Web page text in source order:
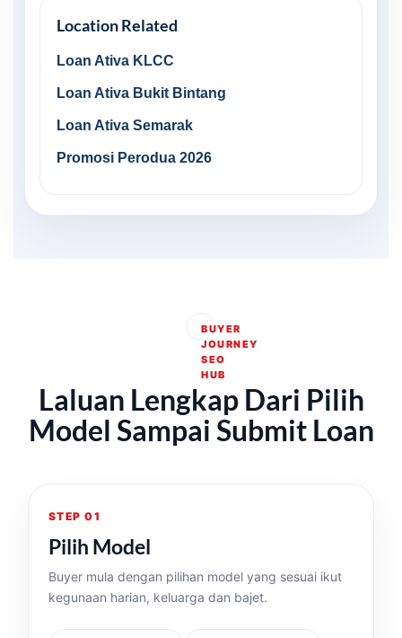
Location Related
Loan Ativa KLCC
Loan Ativa Bukit Bintang
Loan Ativa Semarak
Promosi Perodua 2026
BUYER
JOURNEY
SEO
HUB
Laluan Lengkap Dari Pilih
Model Sampai Submit Loan
STEP 01
Pilih Model
Buyer mula dengan pilihan model yang sesuai ikut
kegunaan harian, keluarga dan bajet.